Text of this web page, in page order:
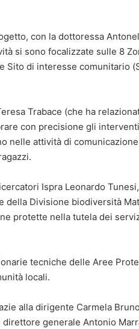
con la dottoressa
si sono focalizzate sulle 8
Sito di interesse comunitario
Trabace (che ha
con precisione gli
nelle attività di
Ispra Leonardo Tunesi,
della Divisione biodiversità
protette nella tutela dei
tecniche delle Aree
locali.
alla dirigente Carmela
generale Antonio